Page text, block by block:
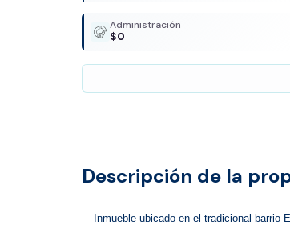
Administración
$0
Descripción de la
Inmueble ubicado en el tradicional barrio